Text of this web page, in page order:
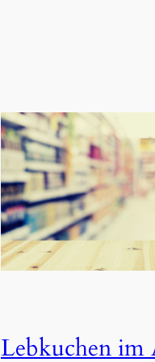
Lebkuchen im